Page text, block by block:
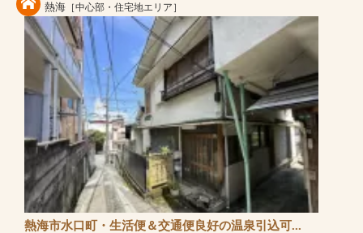
熱海 ［中心部・住宅地エリア］
熱海市水口町・生活便＆交通便良好の温泉引込可...